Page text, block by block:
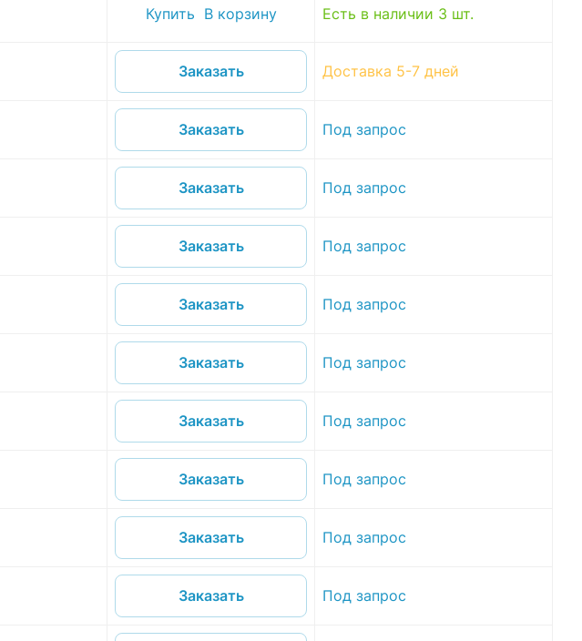
Купить В корзину Есть в наличии 3 шт.
Заказать Доставка 5-7 дней
Заказать Под запрос
Заказать Под запрос
Заказать Под запрос
Заказать Под запрос
Заказать Под запрос
Заказать Под запрос
Заказать Под запрос
Заказать Под запрос
Заказать Под запрос